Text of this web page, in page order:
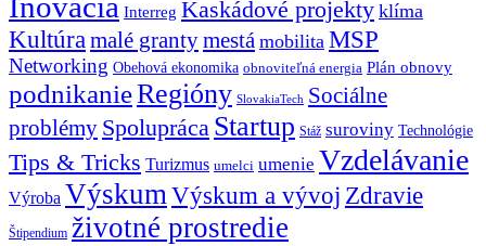
Interreg Kaskádové projekty klíma
Kultúra malé grantymestá mobilita MSP
Networking Obehová ekonomika obnoviteľná energia Plán obnovy
podnikanieRegióny SlovakiaTech Sociálne
problémy Spolupráca Startup Stáž suroviny Technológie
Tips & Tricks Turizmus umelci umenie Vzdelávanie
Výroba VýskumVýskum a vývoj Zdravie
Štipendium životné prostredie